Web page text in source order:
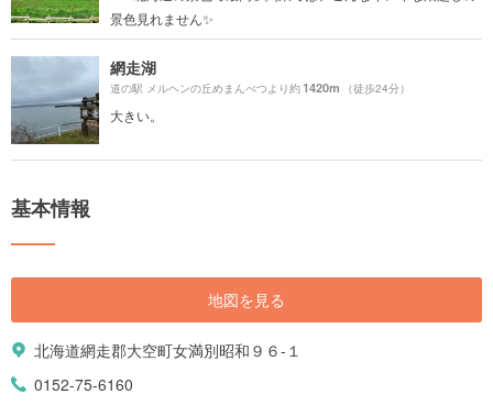
景色見れません✨
網走湖
道の駅 メルヘンの丘めまんべつより約1420m （徒歩24分）
大きい。
基本情報
地図を見る
北海道網走郡大空町女満別昭和９６-１
0152-75-6160